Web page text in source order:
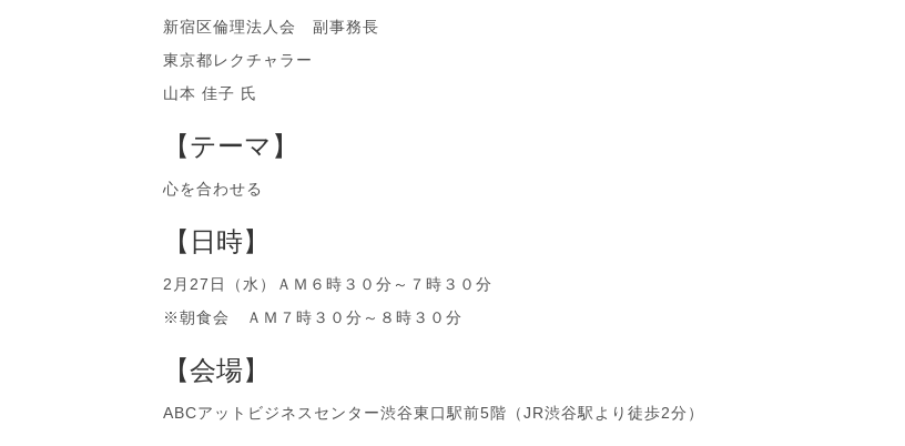
新宿区倫理法人会 副事務長
東京都レクチャラー
山本 佳子 氏
【テーマ】
心を合わせる
【日時】
2月27日（水）ＡＭ６時３０分～７時３０分
※朝食会 ＡＭ７時３０分～８時３０分
【会場】
ABCアットビジネスセンター渋谷東口駅前5階（JR渋谷駅より徒歩2分）